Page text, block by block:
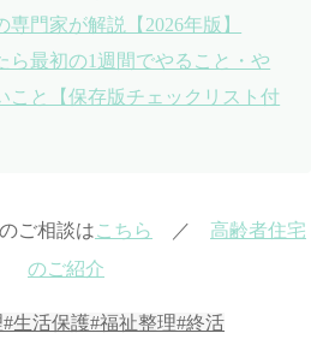
専門家が解説【2026年版】
ら最初の1週間でやること・や
こと【保存版チェックリスト付
ご相談はこちら ／ 高齢者住宅
のご紹介
#生活保護#福祉整理#終活